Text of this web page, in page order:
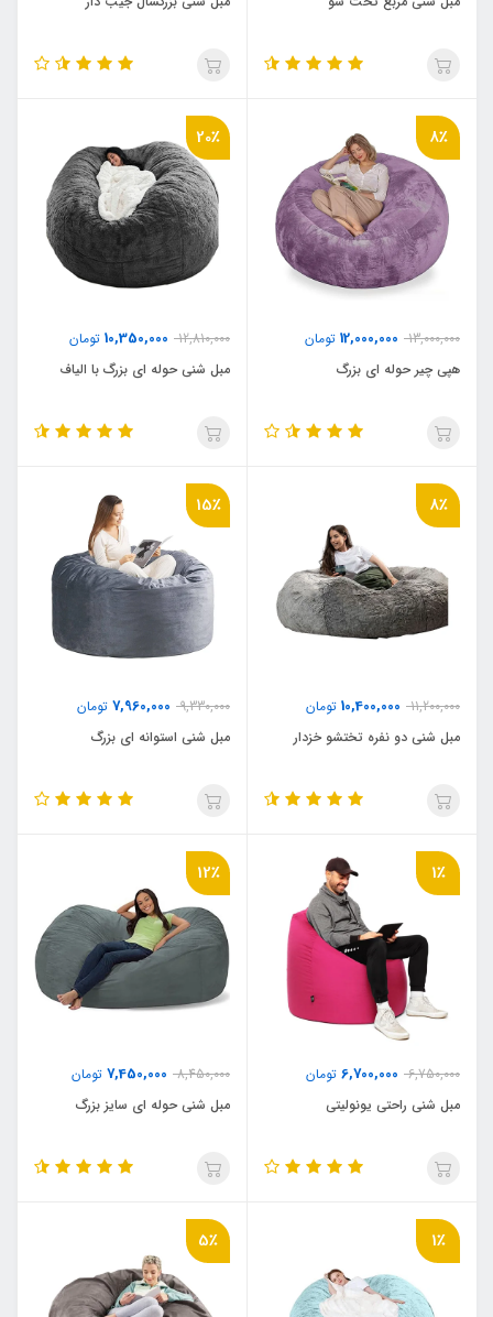
8٪
13,000,000
12,000,000 تومان
هپی چیر حوله ای بزرگ
20٪
12,810,000
10,350,000 تومان
مبل شنی حوله ای بزرگ با الیاف
8٪
11,200,000
10,400,000 تومان
مبل شنی دو نفره تختشو خزدار
15٪
9,330,000
7,960,000 تومان
مبل شنی استوانه ای بزرگ
1٪
6,750,000
6,700,000 تومان
مبل شنی راحتی یونولیتی
12٪
8,450,000
7,450,000 تومان
مبل شنی حوله ای سایز بزرگ
1٪ 5٪